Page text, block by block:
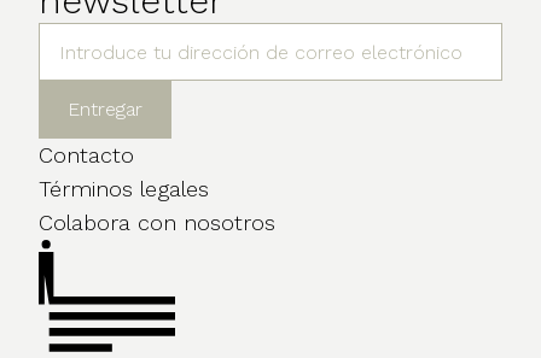
Contacto
Términos legales
Colabora con nosotros